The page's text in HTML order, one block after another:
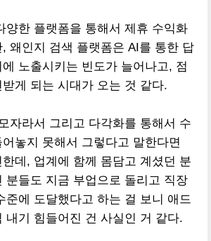
양한 플랫폼을 통해서 제휴 수익화
왜인지 검색 플랫폼은 AI를 통한 답
노출시키는 빈도가 늘어나고, 점
게 되는 시대가 오는 것 같다.
자라서 그리고 다각화를 통해서 수
놓지 못해서 그렇다고 말한다면
데, 업계에 함께 몸담고 계셨던 분
분들도 지금 부업으로 돌리고 직장
준에 도달했다고 하는 걸 보니 애드
내기 힘들어진 건 사실인 거 같다.